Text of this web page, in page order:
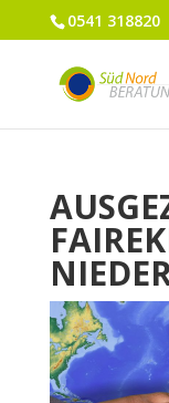
0541 318820